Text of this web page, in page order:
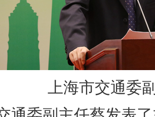
上海市交通委